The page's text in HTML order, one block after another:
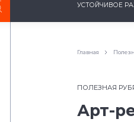
УСТОЙЧИВОЕ
Главная
ПОЛЕЗНАЯ
Арт-